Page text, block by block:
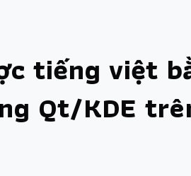
tiếng việt
Qt/KDE